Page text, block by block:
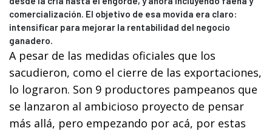
comercialización. El objetivo de esa movida era claro:
intensificar para mejorar la rentabilidad del negocio
ganadero.
A pesar de las medidas oficiales que los
sacudieron, como el cierre de las exportaciones,
lo lograron. Son 9 productores pampeanos que
se lanzaron al ambicioso proyecto de pensar
más allá, pero empezando por acá, por estas